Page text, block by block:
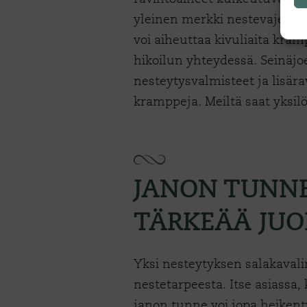
yleinen merkki
voi aiheuttaa kivuliaita
hikoilun yhteydessä.
nesteytysvalmisteet ja
kramppeja. Meiltä saat
JANON
TÄRKEÄÄ
Yksi nesteytyksen
nestetarpeesta. Itse